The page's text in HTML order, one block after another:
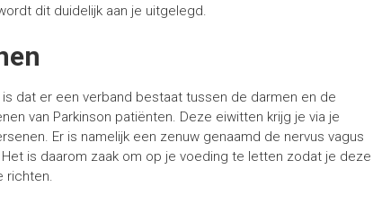
dit duidelijk aan je uitgelegd.
dat er een verband bestaat tussen de darmen en de
van Parkinson patiënten. Deze eiwitten krijg je via je
Er is namelijk een zenuw genaamd de nervus vagus
is daarom zaak om op je voeding te letten zodat je deze
richten.